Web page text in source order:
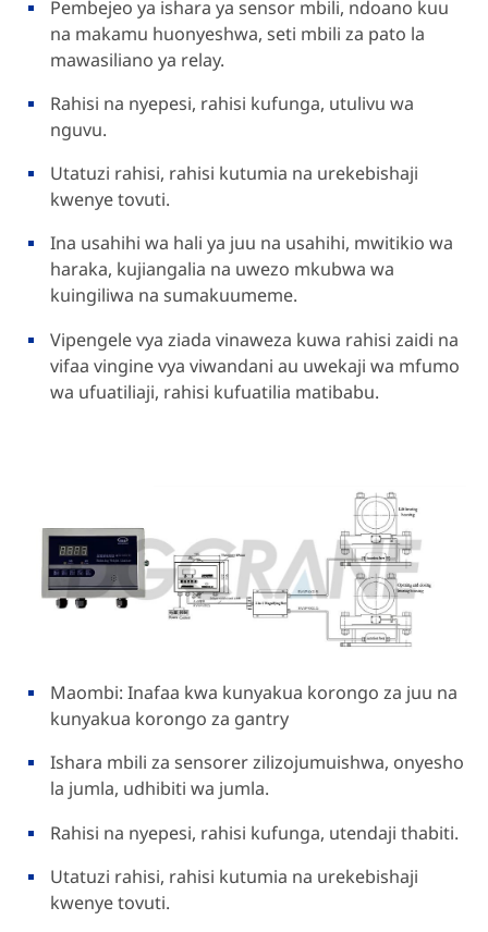
Pembejeo ya ishara ya sensor mbili, ndoano kuu
na makamu huonyeshwa, seti mbili za pato la
mawasiliano ya relay.
Rahisi na nyepesi, rahisi kufunga, utulivu wa
nguvu.
Utatuzi rahisi, rahisi kutumia na urekebishaji
kwenye tovuti.
Ina usahihi wa hali ya juu na usahihi, mwitikio wa
haraka, kujiangalia na uwezo mkubwa wa
kuingiliwa na sumakuumeme.
Vipengele vya ziada vinaweza kuwa rahisi zaidi na
vifaa vingine vya viwandani au uwekaji wa mfumo
wa ufuatiliaji, rahisi kufuatilia matibabu.
Maombi: Inafaa kwa kunyakua korongo za juu na
kunyakua korongo za gantry
Ishara mbili za sensorer zilizojumuishwa, onyesho
la jumla, udhibiti wa jumla.
Rahisi na nyepesi, rahisi kufunga, utendaji thabiti.
Utatuzi rahisi, rahisi kutumia na urekebishaji
kwenye tovuti.